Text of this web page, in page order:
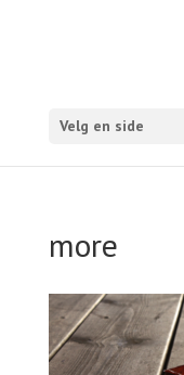
Velg en side
more